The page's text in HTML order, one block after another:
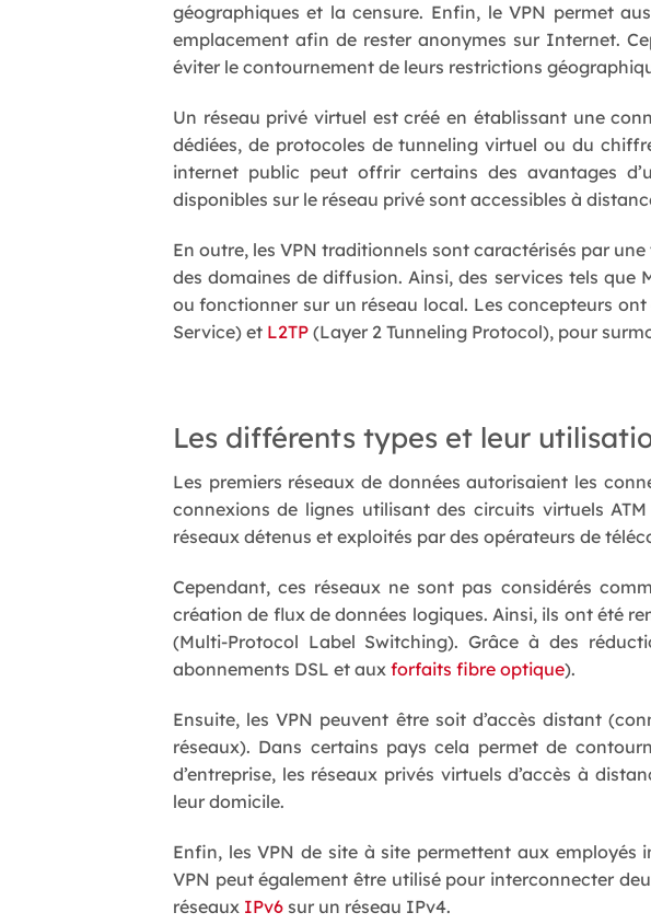
géographiques et la censure. Enfin, le VPN permet
emplacement afin de rester anonymes sur Internet.
éviter le contournement de leurs restrictions
Un réseau privé virtuel est créé en établissant une
dédiées, de protocoles de tunneling virtuel ou du
internet public peut offrir certains des avantages
disponibles sur le réseau privé sont accessibles à
En outre, les VPN traditionnels sont caractérisés par
des domaines de diffusion. Ainsi, des services tels
ou fonctionner sur un réseau local. Les concepteurs
Service) et L2TP(Layer 2 Tunneling Protocol), pour
Les différents types et leur
Les premiers réseaux de données autorisaient les
connexions de lignes utilisant des circuits virtuels
réseaux détenus et exploités par des opérateurs de
Cependant, ces réseaux ne sont pas considérés
création de flux de données logiques. Ainsi, ils ont été
(Multi-Protocol Label Switching). Grâce à des
abonnements DSL et aux forfaits fibre optique).
Ensuite, les VPN peuvent être soit d’accès distant
réseaux). Dans certains pays cela permet de
d’entreprise, les réseaux privés virtuels d’accès à
leur domicile.
Enfin, les VPN de site à site permettent aux
VPN peut également être utilisé pour interconnecter
réseaux IPv6sur un réseau IPv4.